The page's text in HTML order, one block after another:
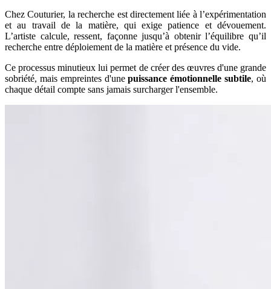
Chez Couturier, la recherche est directement liée à l’expérimentation
et au travail de la matière, qui exige patience et dévouement.
L’artiste calcule, ressent, façonne jusqu’à obtenir l’équilibre qu’il
recherche entre déploiement de la matière et présence du vide.
Ce processus minutieux lui permet de créer des œuvres d'une grande
sobriété, mais empreintes d'unepuissance émotionnelle subtile, où
chaque détail compte sans jamais surcharger l'ensemble.